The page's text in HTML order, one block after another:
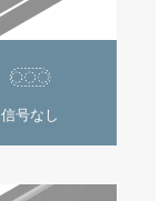
信号なし